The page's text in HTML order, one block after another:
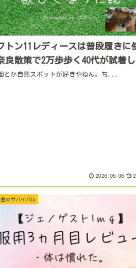
トン11レディースは普段履きに
良散策で2万歩歩く40代が試着
とか自然スポットが好きやねん。ち...
2026.06.06
のサバイバル